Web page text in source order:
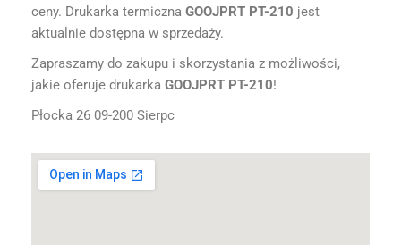
ceny. Drukarka termiczna GOOJPRT PT-210 jest
aktualnie dostępna w sprzedaży.
Zapraszamy do zakupu i skorzystania z możliwości,
jakie oferuje drukarka GOOJPRT PT-210!
Płocka 26 09-200 Sierpc